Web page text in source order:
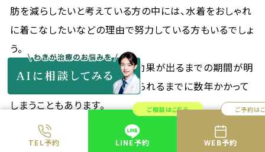
TEL予約
ご相談はこちら
LINE予約
ご予約は
WEB予約
肪を減らしたいと考えている方の中には、水着をおしゃれ
に着こなしたいなどの理由で努力している方もいるでしょ
う。
しかし食事の改善や運動では効果が出るまでの期間が明
確でなく、思うような効果が得られるまでに数年かかって
しまうこともあります。
もし短期間で皮下脂肪を減らしたいと考えているのであ
れば、美容医療の施術を受けるのも一つの方法です。